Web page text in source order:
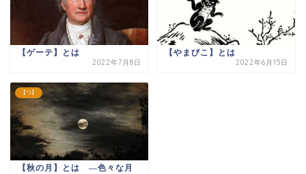
【ゲーテ】とは
2022年7月8日
【やまびこ】とは
2022年6月15日
【つ】
【秋の月】とは —色々な月